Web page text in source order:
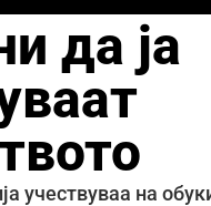
да ја
учествуваа на